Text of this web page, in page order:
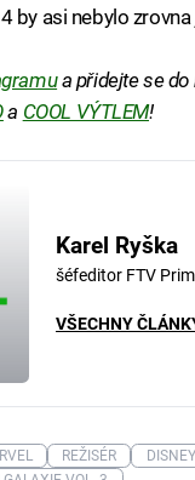
by asi nebylo
a přidejte se do
a COOL VÝTLEM!
Karel Ryška
šéfeditor FTV
VŠECHNY
REŽISÉR
DISNEY